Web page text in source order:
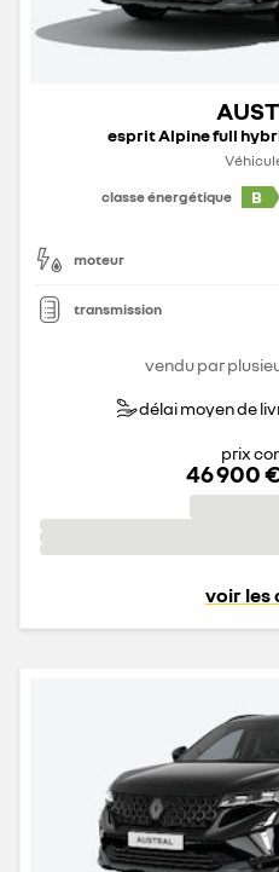
esprit Alpine full
classe énergétique
B
moteur
transmission
vendu par
délai moyen de
prix
46 900
voir les